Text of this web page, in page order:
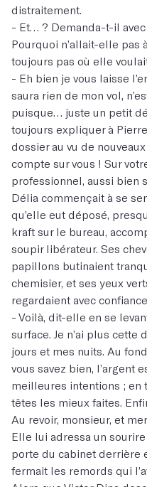
distraitement.
- Et… ? Demanda-t-il
Pourquoi n’allait-elle pas
toujours pas où elle
- Eh bien je vous laisse
saura rien de mon vol,
puisque… juste un petit
toujours expliquer à
dossier au vu de
compte sur vous ! Sur
professionnel, aussi bien
Délia commençait à se
qu’elle eut déposé,
kraft sur le bureau,
soupir libérateur. Ses
papillons butinaient
chemisier, et ses yeux
regardaient avec
- Voilà, dit-elle en se
surface. Je n’ai plus
jours et mes nuits. Au
vous savez bien, l’argent
meilleures intentions ; en
têtes les mieux faites.
Au revoir, monsieur, et
Elle lui adressa un
porte du cabinet derrière
fermait les remords qui